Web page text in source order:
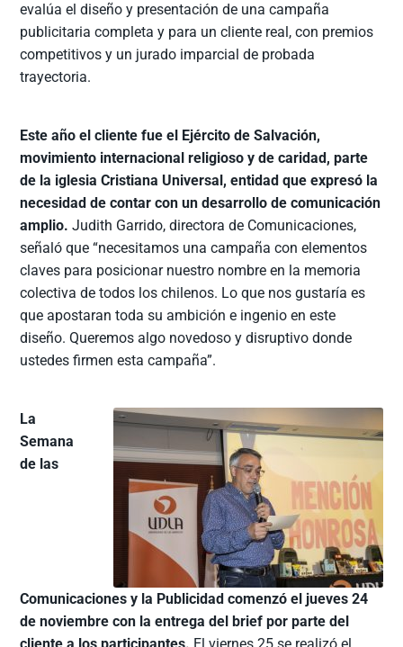
evalúa el diseño y presentación de una campaña
publicitaria completa y para un cliente real, con premios
competitivos y un jurado imparcial de probada
trayectoria.
Este año el cliente fue el Ejército de Salvación,
movimiento internacional religioso y de caridad, parte
de la iglesia Cristiana Universal, entidad que expresó la
necesidad de contar con un desarrollo de comunicación
amplio. Judith Garrido, directora de Comunicaciones,
señaló que “necesitamos una campaña con elementos
claves para posicionar nuestro nombre en la memoria
colectiva de todos los chilenos. Lo que nos gustaría es
que apostaran toda su ambición e ingenio en este
diseño. Queremos algo novedoso y disruptivo donde
ustedes firmen esta campaña”.
La
Semana
de las
Comunicaciones y la Publicidad comenzó el jueves 24
de noviembre con la entrega del brief por parte del